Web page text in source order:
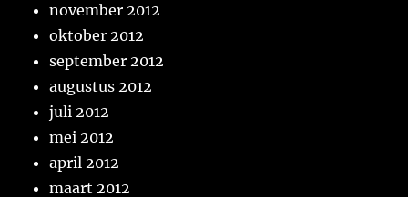
november 2012
oktober 2012
september 2012
augustus 2012
juli 2012
mei 2012
april 2012
maart 2012